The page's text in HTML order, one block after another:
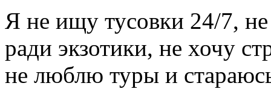
Я не ищу тусовки 24/7, не
ради экзотики, не хочу
не люблю туры и